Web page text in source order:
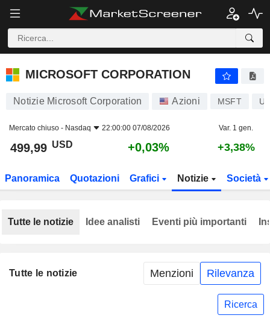
MICROSOFT CORPORATION
MICROSOFT CORPORATION
Notizie Microsoft Corporation Azioni MSFT
Mercato chiuso - Nasdaq 22:00:00 07/08/2026 Var. 1 gen.
499,99 USD +0,03% +3,38%
Panoramica Quotazioni Grafici Notizie Società
Tutte le notizie Menzioni Rilevanza
Ricerca
Tutte le notizie Idee analisti Eventi più importanti